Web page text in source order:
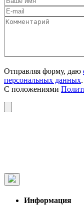
Отправляя форму, даю
персональных данных.
С положениями
Информация